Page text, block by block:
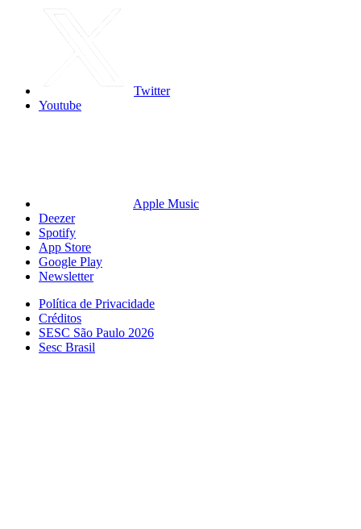
Twitter
Youtube
Apple Music
Deezer
Spotify
App Store
Google Play
Newsletter
Política de Privacidade
Créditos
SESC São Paulo 2026
Sesc Brasil